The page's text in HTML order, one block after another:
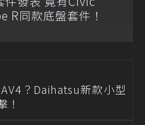
R同款底盤套件！
？Daihatsu新款小型
！